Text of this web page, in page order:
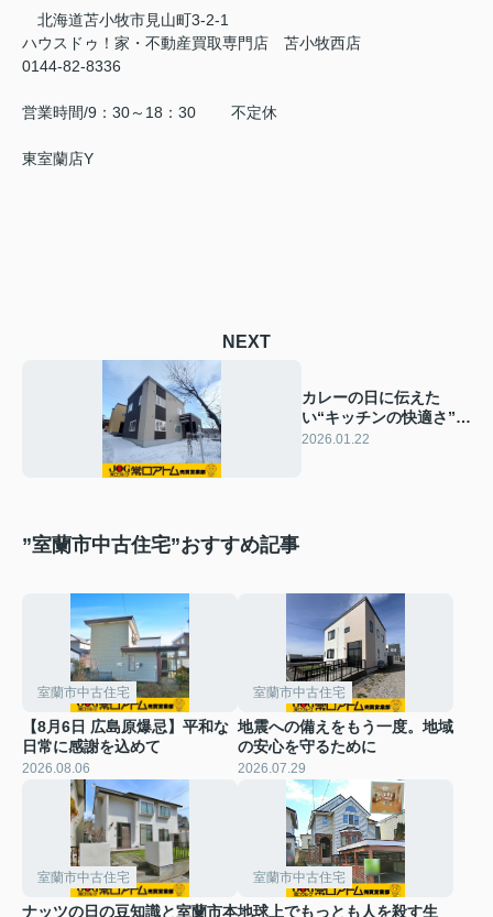
北海道苫小牧市見山町3-2-1
ハウスドゥ！家・不動産買取専門店 苫小牧西店
0144-82-8336
営業時間/9：30～18：30 不定休
東室蘭店Y
NEXT
カレーの日に伝えた
い“キッチンの快適さ”と
おすすめ物件
2026.01.22
”室蘭市中古住宅”おすすめ記事
室蘭市中古住宅
【8月6日 広島原爆忌】平和な
日常に感謝を込めて
2026.08.06
室蘭市中古住宅
地震への備えをもう一度。地域
の安心を守るために
2026.07.29
室蘭市中古住宅
ナッツの日の豆知識と室蘭市本
室蘭市中古住宅
地球上でもっとも人を殺す生